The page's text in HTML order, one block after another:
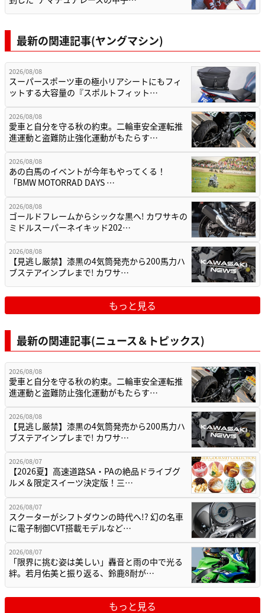
最新の関連記事(ヤングマシン)
2026/08/08
スーパースポーツ車の極小リアシートにもフィ
ットする大容量の『スポルトフィット…
2026/08/08
愛車と自分を守る秋の約束。二輪車安全運転推
進運動と盗難防止強化運動がもたらす…
2026/08/08
あの白馬のイベントが今年もやってくる！
「BMW MOTORRAD DAYS …
2026/08/08
ゴールドフレームからシックな黒へ! カワサキの
ミドルスーパーネイキッド202…
2026/08/08
【見逃し厳禁】漆黒の4気筒発売から200馬力ハ
ブステアインプレまで! カワサ…
もっと見る
最新の関連記事(ニュース＆トピックス)
2026/08/08
愛車と自分を守る秋の約束。二輪車安全運転推
進運動と盗難防止強化運動がもたらす…
2026/08/08
【見逃し厳禁】漆黒の4気筒発売から200馬力ハ
ブステアインプレまで! カワサ…
2026/08/07
【2026夏】高速道路SA・PAの絶品ドライブグ
ルメ＆限定スイーツ決定版！三…
2026/08/07
スクーターがシフトダウンの時代へ!? 幻の名車
に電子制御CVT搭載モデルなど…
2026/08/07
「限界に挑む姿は美しい」轟音と雨の中で光る
絆。若月佑美と振り返る、鈴鹿8耐が…
もっと見る